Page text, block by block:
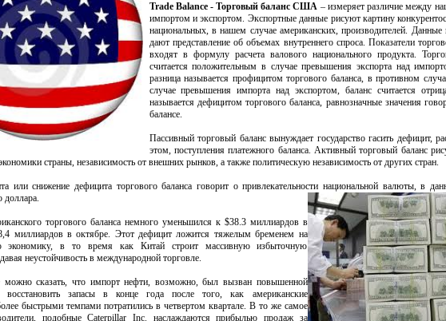
Trade Balance - Торговый баланс США – измеряет различие между
импортом и экспортом. Экспортные данные рисуют картину
национальных, в нашем случае американских, производителей.
дают представление об объемах внутреннего спроса. Показатели
входят в формулу расчета валового национального продукта.
считается положительным в случае превышения экспорта над
разница называется профицитом торгового баланса, в противном
случае превышения импорта над экспортом, баланс считается
называется дефицитом торгового баланса, равнозначные значения
балансе.
Пассивный торговый баланс вынуждает государство гасить дефицит,
этом, поступления платежного баланса. Активный торговый баланс
страны, независимость от внешних рынков, а также политическую независимость от других стран.
или снижение дефицита торгового баланса говорит о привлекательности национальной валюты, в
доллара.
торгового баланса немного уменьшился к $38.3 миллиардов в
миллиардов в октябре. Этот дефицит ложится тяжелым бременем на
экономику, в то время как Китай строит массивную избыточную
неустойчивость в международной торговле.
можно сказать, что импорт нефти, возможно, был вызван повышенной
восстановить запасы в конце года после того, как американские
быстрыми темпами потратились в четвертом квартале. В то же самое
подобные Caterpillar Inc. наслаждаются прибылью продаж за